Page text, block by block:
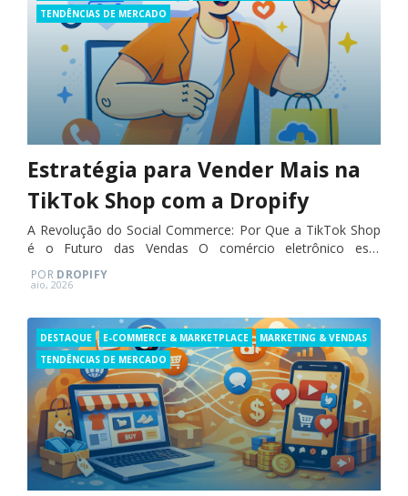
TENDÊNCIAS DE MERCADO
Estratégia para Vender Mais na
TikTok Shop com a Dropify
A Revolução do Social Commerce: Por Que a TikTok Shop
é o Futuro das Vendas O comércio eletrônico está
passando por uma transformação sem precedentes, e a
TikTok Shop está…
POR DROPIFY
Posted
aio, 2026
Categories
DESTAQUE E-COMMERCE & MARKETPLACE
MARKETING & VENDAS
TENDÊNCIAS DE MERCADO